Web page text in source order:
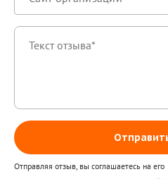
Отправляя отзыв, вы соглашаетесь на его